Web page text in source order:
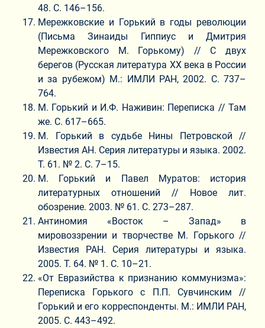
48. С. 146–156.
Мережковские и Горький в годы революции
(Письма Зинаиды Гиппиус и Дмитрия
Мережковского М. Горькому) // С двух
берегов (Русская литература ХХ века в России
и за рубежом) М.: ИМЛИ РАН, 2002. С. 737–
764.
М. Горький и И.Ф. Наживин: Переписка // Там
же. С. 617–665.
М. Горький в судьбе Нины Петровской //
Известия АН. Серия литературы и языка. 2002.
Т. 61. № 2. С. 7–15.
М. Горький и Павел Муратов: история
литературных отношений // Новое лит.
обозрение. 2003. № 61. С. 273–287.
Антиномия «Восток – Запад» в
мировоззрении и творчестве М. Горького //
Известия РАН. Серия литературы и языка.
2005. Т. 64. № 1. С. 10–21.
«От Евразийства к признанию коммунизма»:
Переписка Горького с П.П. Сувчинским //
Горький и его корреспонденты. М.: ИМЛИ РАН,
2005. С. 443–492.